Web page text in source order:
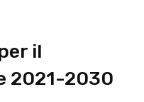
il
2021-2030